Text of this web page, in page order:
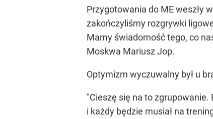
Przygotowania do ME weszły
zakończyliśmy rozgrywki
Mamy świadomość tego, co
Moskwa Mariusz Jop.
Optymizm wyczuwalny był u
"Cieszę się na to
i każdy będzie musiał na